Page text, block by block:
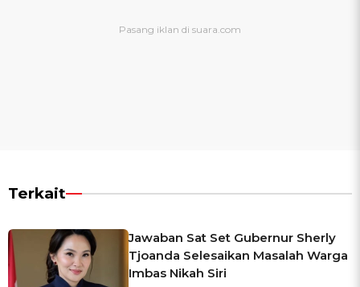
Terkait
Jawaban Sat Set Gubernur Sherly
Tjoanda Selesaikan Masalah Warga
Imbas Nikah Siri